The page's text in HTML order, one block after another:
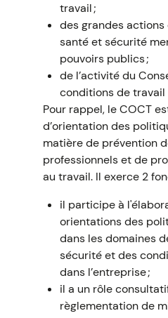
travail ;
des grandes
santé et sécurité
pouvoirs publics ;
de l’activité du
conditions de travail
Pour rappel, le COCT
d’orientation des
matière de prévention
professionnels et de
au travail. Il exerce 2
il participe à
orientations des
dans les domaines
sécurité et des
dans l’entreprise ;
il a un rôle
règlementation de